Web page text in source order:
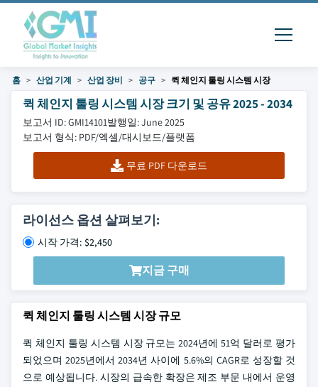
홈 산업 기계 산업 장비 공구 퀵 체인지 툴링 시스템 시장
퀵 체인지 툴링 시스템 시장 크기 및 공유 2025 - 2034
보고서 ID: GMI14101발행일: June 2025
보고서 형식: PDF/엑셀/대시보드/플랫폼
무료 PDF 다운로드
라이선스 옵션 살펴보기:
시작 가격: $2,450
지금 구매
퀵 체인지 툴링 시스템 시장 규모
퀵 체인지 툴링 시스템 시장 규모는 2024년에 51억 달러로 평가
되었으며 2025년에서 2034년 사이에 5.6%의 CAGR로 성장할 것
으로 예상됩니다. 시장의 급속한 확장은 제조 부문 내에서 운영